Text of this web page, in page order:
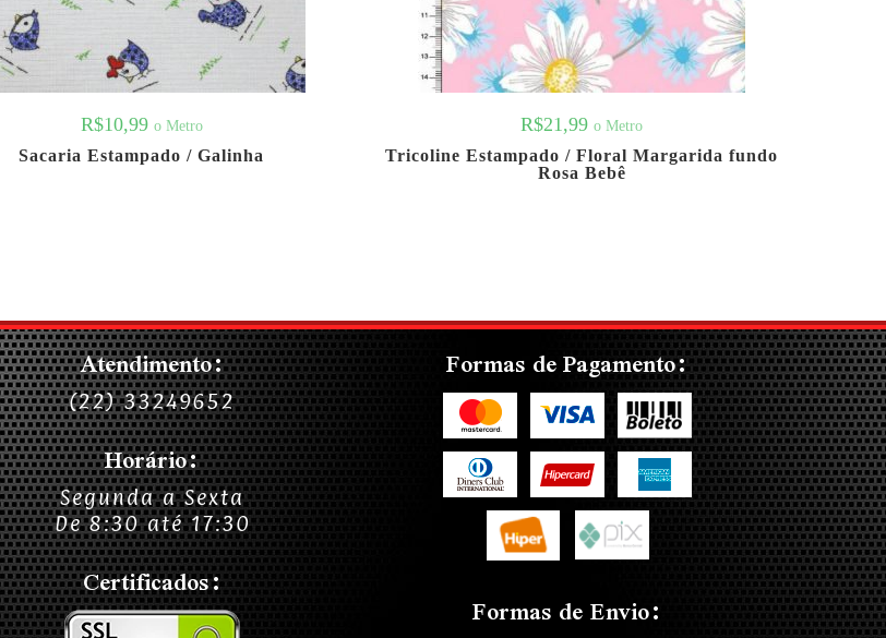
R$10,99 o Metro
Sacaria Estampado / Galinha
R$21,99 o Metro
Tricoline Estampado / Floral Margarida fundo
Rosa Bebê
Atendimento:
(22) 33249652
Horário:
Segunda a Sexta
De 8:30 até 17:30
Certificados:
Formas de Pagamento:
Formas de Envio: